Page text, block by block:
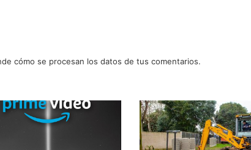
cómo se procesan los datos de tus comentarios.